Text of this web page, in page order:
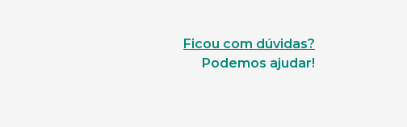
Ficou com dúvidas?
Podemos ajudar!